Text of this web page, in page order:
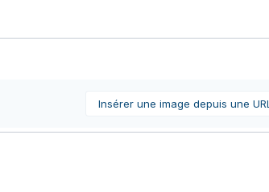
Insérer une image depuis une URL